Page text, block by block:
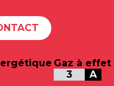
Gaz à effet
3
A